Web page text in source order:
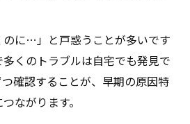
バイク始動しない時の異音に
ンかからない時のセル音別診
に…」と戸惑うことが多いです
くのトラブルは自宅でも発見で
確認することが、早期の原因特
ながります。